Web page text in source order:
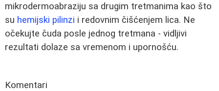
mikrodermoabraziju sa drugim tretmanima kao što
su hemijski pilinzi i redovnim čišćenjem lica. Ne
očekujte čuda posle jednog tretmana - vidljivi
rezultati dolaze sa vremenom i upornošću.
Komentari